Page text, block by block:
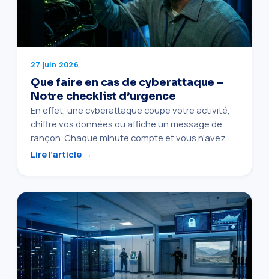
27 juin 2026
Que faire en cas de cyberattaque –
Notre checklist d’urgence
En effet, une cyberattaque coupe votre activité,
chiffre vos données ou affiche un message de
rançon. Chaque minute compte et vous n’avez…
Lire l’article →